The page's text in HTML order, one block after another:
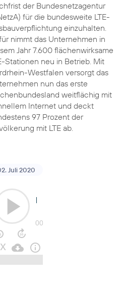
der Bundesnetzagentur
für die bundesweite LTE-
einzuhalten.
nimmt das Unternehmen in
Jahr 7.600 flächenwirksame
Stationen neu in Betrieb. Mit
Westfalen versorgt das
nun das erste
weitflächig mit
Internet und deckt
97 Prozent der
mit LTE ab.
Juli 2020